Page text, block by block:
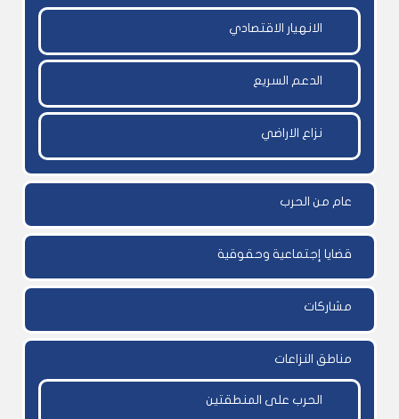
الانهيار الاقتصادي
الدعم السريع
نزاع الاراضي
عام من الحرب
قضايا إجتماعية وحقوقية
مشاركات
مناطق النزاعات
الحرب على المنطقتين